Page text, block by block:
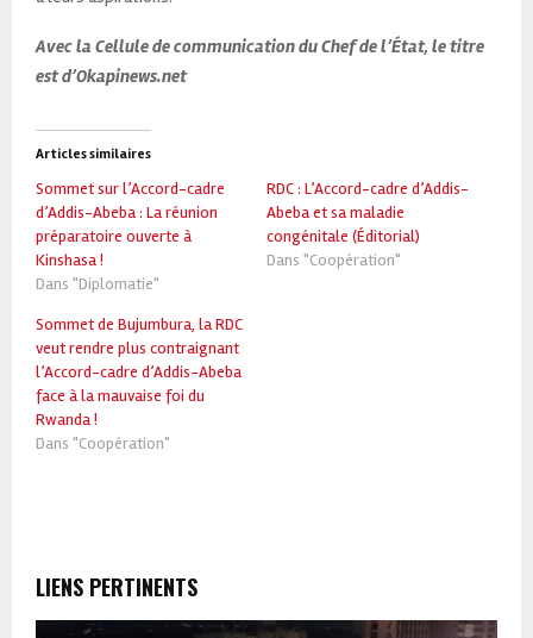
Avec la Cellule de communication du Chef de l’État, le titre
est d’Okapinews.net
Articles similaires
Sommet sur l’Accord-cadre
d’Addis-Abeba : La réunion
préparatoire ouverte à
Kinshasa !
Dans "Diplomatie"
RDC : L’Accord-cadre d’Addis-
Abeba et sa maladie
congénitale (Éditorial)
Dans "Coopération"
Sommet de Bujumbura, la RDC
veut rendre plus contraignant
l’Accord-cadre d’Addis-Abeba
face à la mauvaise foi du
Rwanda !
Dans "Coopération"
LIENS PERTINENTS